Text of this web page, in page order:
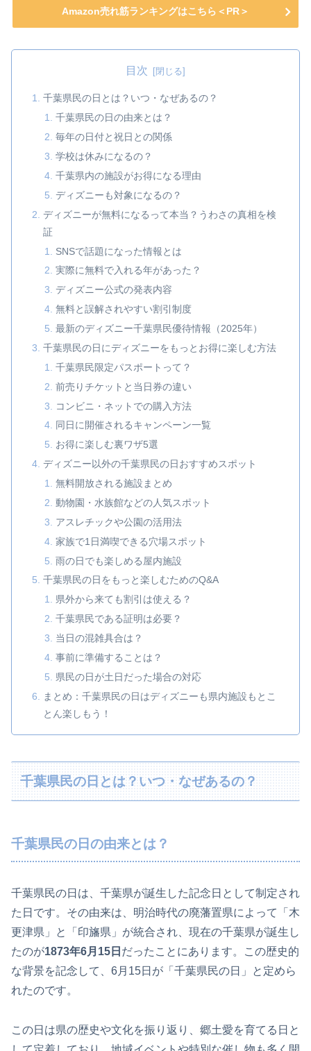
Amazon売れ筋ランキングはこちら＜PR＞
目次
千葉県民の日とは？いつ・なぜあるの？
千葉県民の日の由来とは？
毎年の日付と祝日との関係
学校は休みになるの？
千葉県内の施設がお得になる理由
ディズニーも対象になるの？
ディズニーが無料になるって本当？うわさの真相を検
証
SNSで話題になった情報とは
実際に無料で入れる年があった？
ディズニー公式の発表内容
無料と誤解されやすい割引制度
最新のディズニー千葉県民優待情報（2025年）
千葉県民の日にディズニーをもっとお得に楽しむ方法
千葉県民限定パスポートって？
前売りチケットと当日券の違い
コンビニ・ネットでの購入方法
同日に開催されるキャンペーン一覧
お得に楽しむ裏ワザ5選
ディズニー以外の千葉県民の日おすすめスポット
無料開放される施設まとめ
動物園・水族館などの人気スポット
アスレチックや公園の活用法
家族で1日満喫できる穴場スポット
雨の日でも楽しめる屋内施設
千葉県民の日をもっと楽しむためのQ&A
県外から来ても割引は使える？
千葉県民である証明は必要？
当日の混雑具合は？
事前に準備することは？
県民の日が土日だった場合の対応
まとめ：千葉県民の日はディズニーも県内施設もとこ
とん楽しもう！
千葉県民の日とは？いつ・なぜあるの？
千葉県民の日の由来とは？
千葉県民の日は、千葉県が誕生した記念日として制定され
た日です。その由来は、明治時代の廃藩置県によって「木
更津県」と「印旛県」が統合され、現在の千葉県が誕生し
たのが1873年6月15日 だったことにあります。この歴史的
な背景を記念して、6月15日が「千葉県民の日」と定めら
れたのです。
この日は県の歴史や文化を振り返り、郷土愛を育てる日と